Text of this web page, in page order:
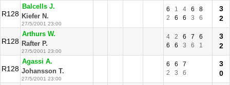
R128
Balcells J.
Kiefer N.
27/5/2001 23:00
6 1 4 6
8
2
6 6 3 6
3
2
R128
Arthurs W.
Rafter P.
27/5/2001 23:00
4 2 6 7
6
6
6 3 6 1
3
2
R128
Agassi A.
Johansson T.
27/5/2001 23:00
6 6
7
2
3 6
3
0